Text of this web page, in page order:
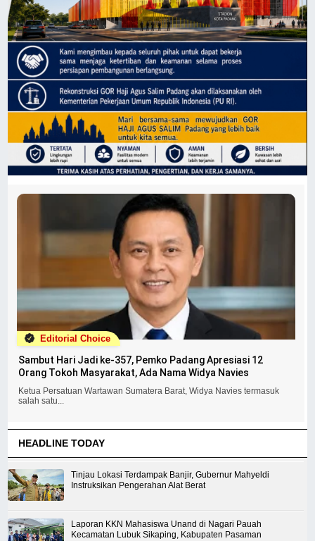
Editorial Choice
Sambut Hari Jadi ke-357, Pemko Padang Apresiasi 12
Orang Tokoh Masyarakat, Ada Nama Widya Navies
Ketua Persatuan Wartawan Sumatera Barat, Widya Navies termasuk
salah satu...
HEADLINE TODAY
Tinjau Lokasi Terdampak Banjir, Gubernur Mahyeldi
Instruksikan Pengerahan Alat Berat
Laporan KKN Mahasiswa Unand di Nagari Pauah
Kecamatan Lubuk Sikaping, Kabupaten Pasaman